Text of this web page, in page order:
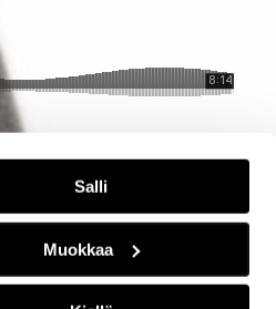
Salli
Muokkaa